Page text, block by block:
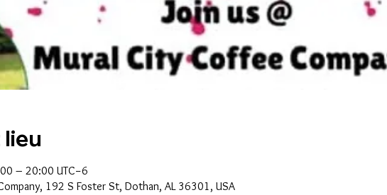
lieu
– 20:00 UTC−6
192 S Foster St, Dothan, AL 36301, USA